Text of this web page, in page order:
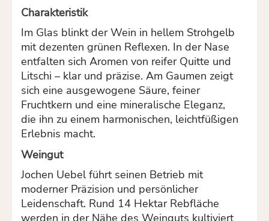
Charakteristik
Im Glas blinkt der Wein in hellem Strohgelb
mit dezenten grünen Reflexen. In der Nase
entfalten sich Aromen von reifer Quitte und
Litschi – klar und präzise. Am Gaumen zeigt
sich eine ausgewogene Säure, feiner
Fruchtkern und eine mineralische Eleganz,
die ihn zu einem harmonischen, leichtfüßigen
Erlebnis macht.
Weingut
Jochen Uebel führt seinen Betrieb mit
moderner Präzision und persönlicher
Leidenschaft. Rund 14 Hektar Rebfläche
werden in der Nähe des Weinguts kultiviert